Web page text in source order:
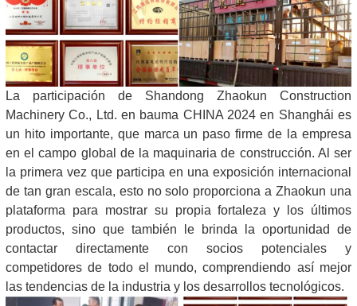
La participación de Shandong Zhaokun Construction
Machinery Co., Ltd. en bauma CHINA 2024 en Shanghái es
un hito importante, que marca un paso firme de la empresa
en el campo global de la maquinaria de construcción. Al ser
la primera vez que participa en una exposición internacional
de tan gran escala, esto no solo proporciona a Zhaokun una
plataforma para mostrar su propia fortaleza y los últimos
productos, sino que también le brinda la oportunidad de
contactar directamente con socios potenciales y
competidores de todo el mundo, comprendiendo así mejor
las tendencias de la industria y los desarrollos tecnológicos.